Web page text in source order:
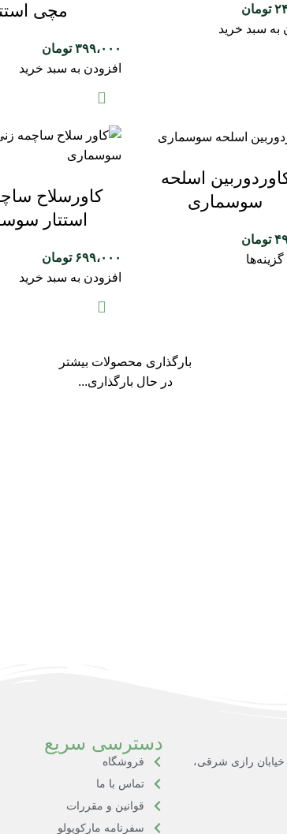
تومان
به سبد خرید
مچی
۳۹۹،۰۰۰ تومان
افزودن به سبد خرید
اسلحه
سوسماری
تومان
گزینه‌ها
کاورسلاح
استتار
۶۹۹،۰۰۰ تومان
افزودن به سبد خرید
بارگذاری محصولات بیشتر
در حال بارگذاری...
رازی شرقی،
دسترسی سریع
فروشگاه
تماس با ما
قوانین و مقررات
سفرنامه مارکوپولو